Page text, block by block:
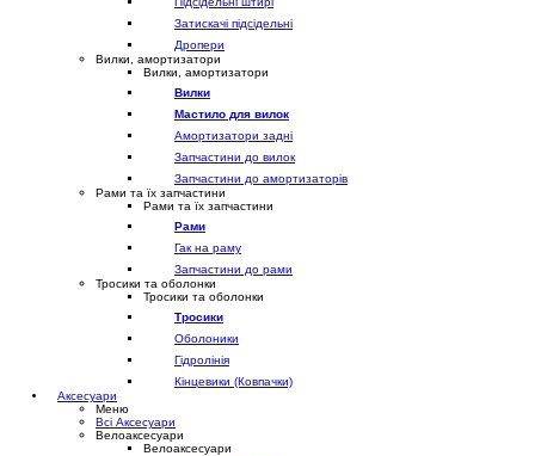
Затискачі підсідельні
Дропери
Вилки, амортизатори
Вилки, амортизатори
Вилки
Мастило для вилок
Амортизатори задні
Запчастини до вилок
Запчастини до амортизаторів
Рами та їх запчастини
Рами та їх запчастини
Рами
Гак на раму
Запчастини до рами
Тросики та оболонки
Тросики та оболонки
Тросики
Оболоники
Гідролінія
Кінцевики (Ковпачки)
Аксесуари
Меню
Всі Аксесуари
Велоаксесуари
Велоаксесуари